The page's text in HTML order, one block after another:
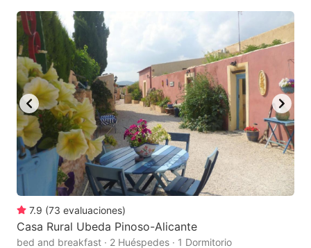
7.9 (73 evaluaciones)
Casa Rural Ubeda Pinoso-Alicante
bed and breakfast · 2 Huéspedes · 1 Dormitorio